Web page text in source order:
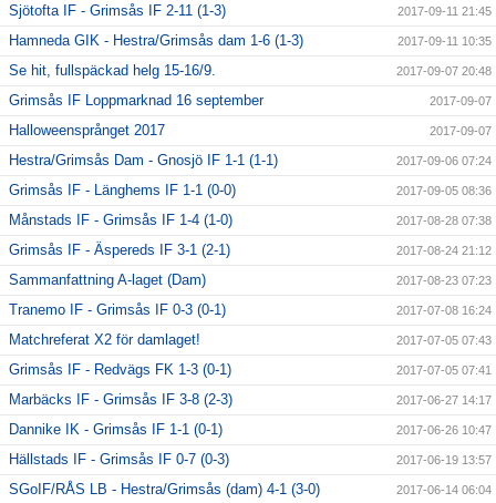
Sjötofta IF - Grimsås IF 2-11 (1-3) 2017-09-11 21:45
Hamneda GIK - Hestra/Grimsås dam 1-6 (1-3) 2017-09-11 10:35
Se hit, fullspäckad helg 15-16/9. 2017-09-07 20:48
Grimsås IF Loppmarknad 16 september 2017-09-07
Halloweensprånget 2017 2017-09-07
Hestra/Grimsås Dam - Gnosjö IF 1-1 (1-1) 2017-09-06 07:24
Grimsås IF - Länghems IF 1-1 (0-0) 2017-09-05 08:36
Månstads IF - Grimsås IF 1-4 (1-0) 2017-08-28 07:38
Grimsås IF - Äspereds IF 3-1 (2-1) 2017-08-24 21:12
Sammanfattning A-laget (Dam) 2017-08-23 07:23
Tranemo IF - Grimsås IF 0-3 (0-1) 2017-07-08 16:24
Matchreferat X2 för damlaget! 2017-07-05 07:43
Grimsås IF - Redvägs FK 1-3 (0-1) 2017-07-05 07:41
Marbäcks IF - Grimsås IF 3-8 (2-3) 2017-06-27 14:17
Dannike IK - Grimsås IF 1-1 (0-1) 2017-06-26 10:47
Hällstads IF - Grimsås IF 0-7 (0-3) 2017-06-19 13:57
SGoIF/RÅS LB - Hestra/Grimsås (dam) 4-1 (3-0) 2017-06-14 06:04